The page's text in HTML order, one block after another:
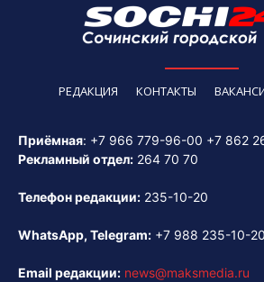
РЕДАКЦИЯ КОНТАКТЫ
Приёмная: +7 966 779-96-00 +7 862
Рекламный отдел: 264 70 70
Телефон редакции: 235-10-20
WhatsApp, Telegram: +7 988 235-10-20
Email редакции: news@maksmedia.ru